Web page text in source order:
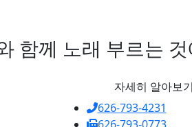
함께 노래 부르는
자세히 알아보기
626-793-4231